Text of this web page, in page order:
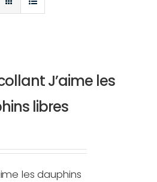
J’aime les
libres
les dauphins